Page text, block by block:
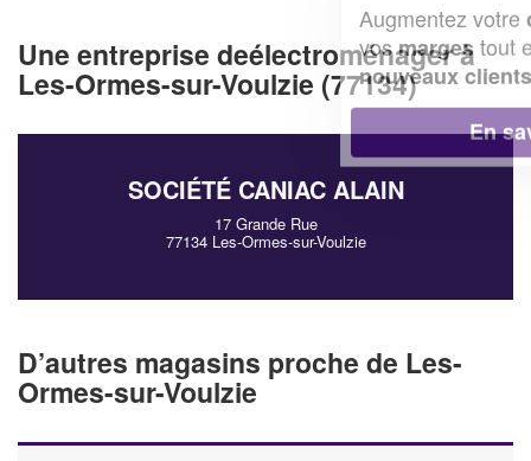
Une entreprise deélectroménager à
Les-Ormes-sur-Voulzie (77134)
SOCIÉTÉ CANIAC ALAIN
17 Grande Rue
77134 Les-Ormes-sur-Voulzie
D’autres magasins proche de Les-
Ormes-sur-Voulzie
chiffre d'affaireset
vosmargestout en gagnant de
nouveaux clients!
En savoir plus